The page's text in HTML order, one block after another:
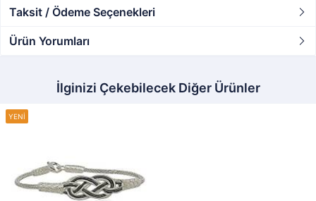
Taksit / Ödeme Seçenekleri
Ürün Yorumları
İlginizi Çekebilecek Diğer Ürünler